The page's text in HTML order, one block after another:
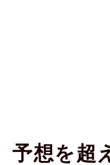
予想を超